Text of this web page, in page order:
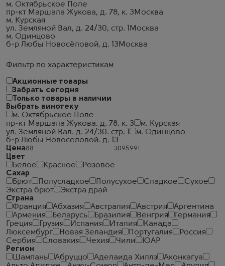
Фильтр по характеристикам
Акционные товары
Забрать сегодня
Только товары в наличии
Выбрать винотеку
м. Октябрьское Поле
пр-кт Маршала Жукова. д. 78. к. 3
м. Курская
ул. Земляной Вал. д. 24/30. стр. 1
м. Одинцово
б-р Любы Новосёловой. д. 13
Цена
Цвет
Белое
Красное
Розовое
Сахар
Брют
Полусладкое Полусухое Сладкое
Сухое
Экстра брют
Экстра драй
Страна
Франция
Абхазия Австралия Австрия
Аргентина
Армения
Беларусь Бразилия Венгрия
Германия
Греция
Грузия Испания Италия
Канада
Люксембург
Новая Зеландия Португалия
Россия
Сербия
Словакия Чехия Чили
ЮАР
Регион
Шампань
Абруццо Аделаида Хиллз
Аконкагуа
м. Октябрьское Поле
пр-кт Маршала Жукова, д. 78, к. 3 Москва
м. Курская
ул. Земляной Вал, д. 24/30, стр. 1
Москва
м. Одинцово
б-р Любы Новосёловой, д. 13 Москва